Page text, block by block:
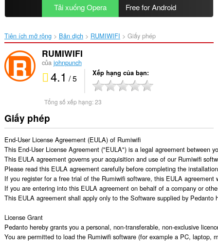
Tải xuống Opera Free for Android
Tiện ích mở rộng Bản dịch RUMIWIFI‎ Giấy phép
RUMIWIFI
của johnpunch
4.1 / 5 Xếp hạng của bạn
Tổng số xếp hạng:23
Giấy phép
End-User License Agreement (EULA) of Rumiwifi
This End-User License Agreement ("EULA") is a legal agreement between
This EULA agreement governs your acquisition and use of our Rumiwifi
Please read this EULA agreement carefully before completing the
If you register for a free trial of the Rumiwifi software, this EULA
If you are entering into this EULA agreement on behalf of a company or
This EULA agreement shall apply only to the Software supplied by
License Grant
Pedanto hereby grants you a personal, non-transferable, non-exclusive
You are permitted to load the Rumiwifi software (for example a PC, laptop,